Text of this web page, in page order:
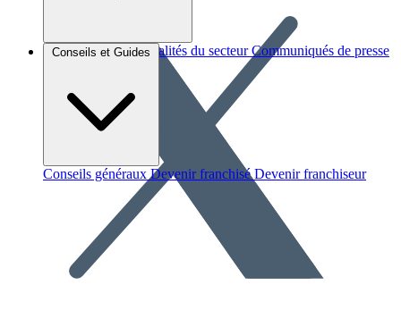
Brèves et actus Actualités du secteur Communiqués de presse
Conseils et Guides
Conseils généraux Devenir franchisé Devenir franchiseur